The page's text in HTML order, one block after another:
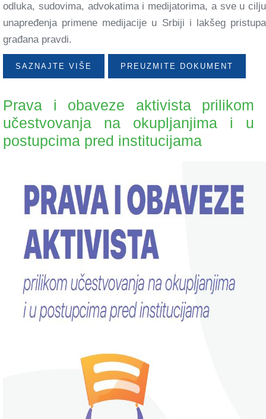
odluka, sudovima, advokatima i medijatorima, a sve u cilju
unapređenja primene medijacije u Srbiji i lakšeg pristupa
građana pravdi.
SAZNAJTE VIŠE PREUZMITE DOKUMENT
Prava i obaveze aktivista prilikom
učestvovanja na okupljanjima i u
postupcima pred institucijama